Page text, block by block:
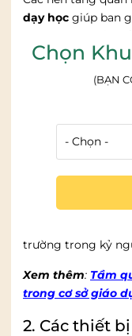
dạy học giúp ban
nặng hành chính
Cuối cùng,
Thế hệ học sinh
hội nhập toàn
dạy học số tiểu học
học sinh sẽ được
năm đầu đời, tạo
Đầu tư vào thiết bị
trường trong kỷ
Xem thêm: Tầm
trong cơ sở giáo
2. Các thiết
Chọn
(BẠN